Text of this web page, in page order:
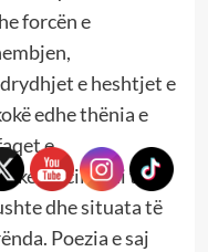
forcën e
e heshtjet e
edhe thënia e
e
të cilën di ta
dhe situata të
Poezia e saj